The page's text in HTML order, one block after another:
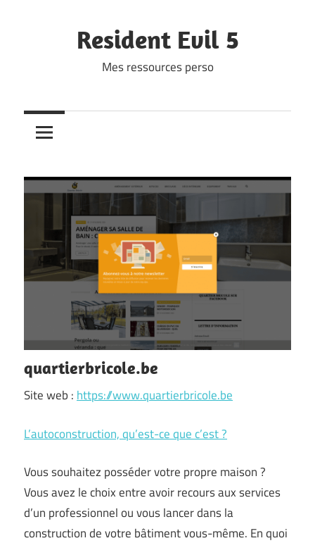
Resident Evil 5
Mes ressources perso
quartierbricole.be
Site web : https://www.quartierbricole.be
L’autoconstruction, qu’est-ce que c’est ?
Vous souhaitez posséder votre propre maison ?
Vous avez le choix entre avoir recours aux services
d’un professionnel ou vous lancer dans la
construction de votre bâtiment vous-même. En quoi